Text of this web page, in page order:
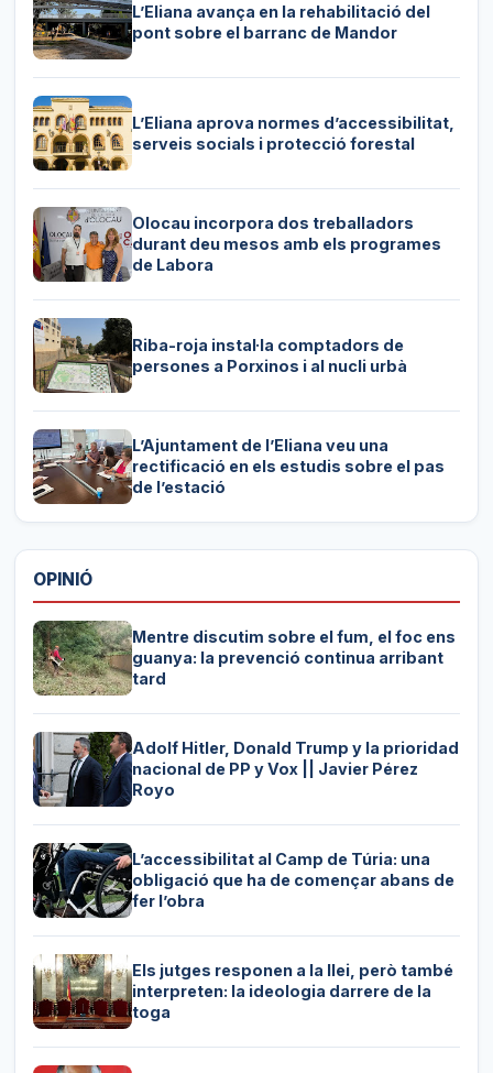
L’Eliana avança en la rehabilitació del
pont sobre el barranc de Mandor
L’Eliana aprova normes d’accessibilitat,
serveis socials i protecció forestal
Olocau incorpora dos treballadors
durant deu mesos amb els programes
de Labora
Riba-roja instal·la comptadors de
persones a Porxinos i al nucli urbà
L’Ajuntament de l’Eliana veu una
rectificació en els estudis sobre el pas
de l’estació
OPINIÓ
Mentre discutim sobre el fum, el foc ens
guanya: la prevenció continua arribant
tard
Adolf Hitler, Donald Trump y la prioridad
nacional de PP y Vox || Javier Pérez
Royo
L’accessibilitat al Camp de Túria: una
obligació que ha de començar abans de
fer l’obra
Els jutges responen a la llei, però també
interpreten: la ideologia darrere de la
toga